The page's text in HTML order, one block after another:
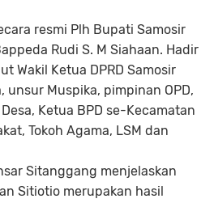
resmi Plh Bupati Samosir
Rudi S. M Siahaan. Hadir
Wakil Ketua DPRD Samosir
unsur Muspika, pimpinan OPD,
Ketua BPD se-Kecamatan
Tokoh Agama, LSM dan
Sitanggang menjelaskan
Sitiotio merupakan hasil